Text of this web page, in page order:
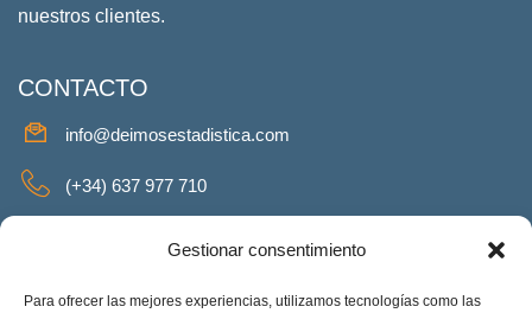
Gestionar consentimiento
Para ofrecer las mejores experiencias, utilizamos tecnologías como las
nuestros clientes.
CONTACTO
info@deimosestadistica.com
(+34) 637 977 710